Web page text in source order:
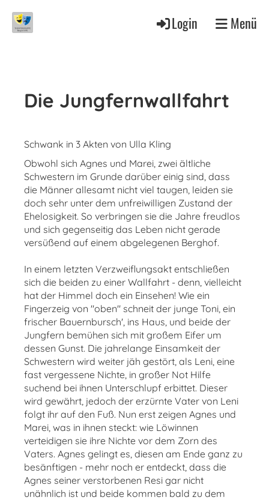
Login Menü
Die Jungfernwallfahrt
Schwank in 3 Akten von Ulla Kling
Obwohl sich Agnes und Marei, zwei ältliche
Schwestern im Grunde darüber einig sind, dass
die Männer allesamt nicht viel taugen, leiden sie
doch sehr unter dem unfreiwilligen Zustand der
Ehelosigkeit. So verbringen sie die Jahre freudlos
und sich gegenseitig das Leben nicht gerade
versüßend auf einem abgelegenen Berghof.
In einem letzten Verzweiflungsakt entschließen
sich die beiden zu einer Wallfahrt - denn, vielleicht
hat der Himmel doch ein Einsehen! Wie ein
Fingerzeig von "oben" schneit der junge Toni, ein
frischer Bauernbursch', ins Haus, und beide der
Jungfern bemühen sich mit großem Eifer um
dessen Gunst. Die jahrelange Einsamkeit der
Schwestern wird weiter jäh gestört, als Leni, eine
fast vergessene Nichte, in großer Not Hilfe
suchend bei ihnen Unterschlupf erbittet. Dieser
wird gewährt, jedoch der erzürnte Vater von Leni
folgt ihr auf den Fuß. Nun erst zeigen Agnes und
Marei, was in ihnen steckt: wie Löwinnen
verteidigen sie ihre Nichte vor dem Zorn des
Vaters. Agnes gelingt es, diesen am Ende ganz zu
besänftigen - mehr noch er entdeckt, dass die
Agnes seiner verstorbenen Resi gar nicht
unähnlich ist und beide kommen bald zu dem